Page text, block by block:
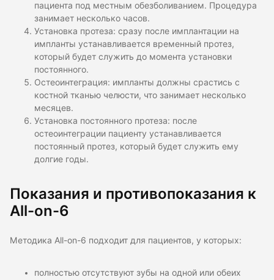
пациента под местным обезболиванием. Процедура
занимает несколько часов.
Установка протеза: сразу после имплантации на
импланты устанавливается временный протез,
который будет служить до момента установки
постоянного.
Остеоинтеграция: импланты должны срастись с
костной тканью челюсти, что занимает несколько
месяцев.
Установка постоянного протеза: после
остеоинтеграции пациенту устанавливается
постоянный протез, который будет служить ему
долгие годы.
Показания и противопоказания к
All-on-6
Методика All-on-6 подходит для пациентов, у которых:
полностью отсутствуют зубы на одной или обеих